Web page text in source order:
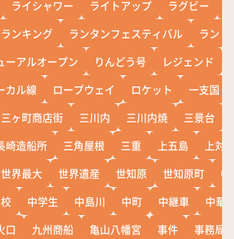
ライシャワー ライトアップ ラグビー
ランキング ランタンフェスティバル
ランド
ーアルオープン りんどう号 レジェンド
カル線 ロープウェイ ロケット
一支国
三ヶ町商店街 三川内 三川内焼 三景台
崎造船所 三角屋根 三重 上五島
上対
世界最大 世界遺産 世知原 世知原町
中
中学生 中島川 中町 中継車
中華
口 九州商船 亀山八幡宮 事件
事務局